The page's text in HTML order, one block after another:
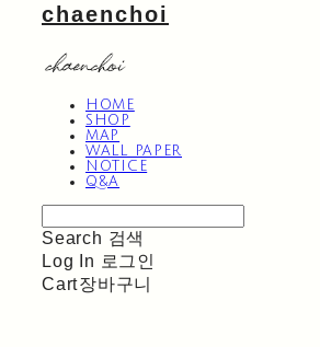
chaenchoi
HOME
SHOP
MAP
WALL PAPER
NOTICE
Q&A
Search 검색
Log In 로그인
Cart장바구니